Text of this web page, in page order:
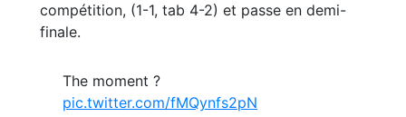
compétition, (1-1, tab 4-2) et passe en demi-
finale.
The moment ?
pic.twitter.com/fMQynfs2pN